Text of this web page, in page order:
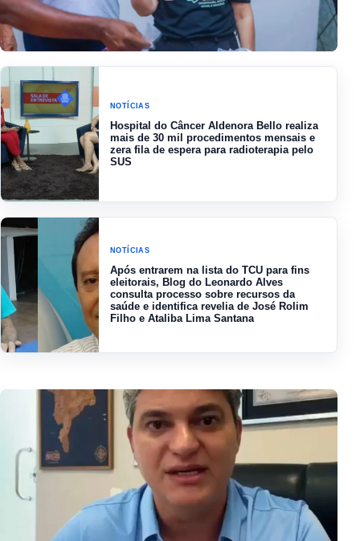
Prefeitura de Codó firma novo
contrato de mais de R$ 2 milhões
para o Cartão Codoense
Empreendedor após aditivo de R$
656 mil e ainda não explicou como o
programa vai funcionar
NOTÍCIAS
Hospital do Câncer Aldenora Bello realiza
mais de 30 mil procedimentos mensais e
zera fila de espera para radioterapia pelo
SUS
NOTÍCIAS
Após entrarem na lista do TCU para fins
eleitorais, Blog do Leonardo Alves
consulta processo sobre recursos da
saúde e identifica revelia de José Rolim
Filho e Ataliba Lima Santana
Últimas publicações